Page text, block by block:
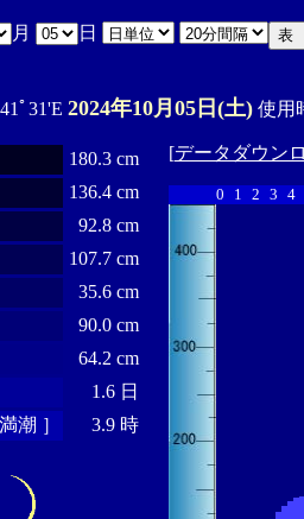
月 日
ﾟ31'E 2024年10月05日(土) 使用
180.3 cm
136.4 cm
92.8 cm
107.7 cm
35.6 cm
90.0 cm
64.2 cm
1.6 日
潮 ］
3.9 時
[データダウン
0 1 2 3 4